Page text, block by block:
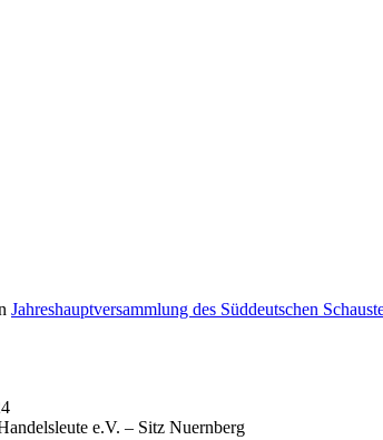
Jahreshauptversammlung des Süddeutschen
e.V. – Sitz Nuernberg